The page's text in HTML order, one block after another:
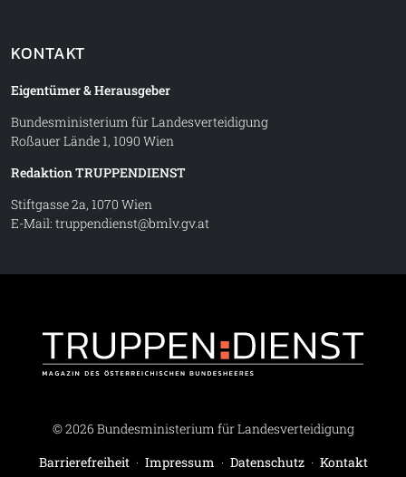
KONTAKT
Eigentümer & Herausgeber
Bundesministerium für Landesverteidigung
Roßauer Lände 1, 1090 Wien
Redaktion TRUPPENDIENST
Stiftgasse 2a, 1070 Wien
E-Mail: truppendienst@bmlv.gv.at
© 2026 Bundesministerium für Landesverteidigung
Barrierefreiheit · Impressum · Datenschutz · Kontakt